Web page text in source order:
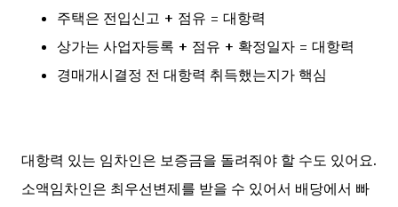
주택은 전입신고 + 점유 = 대항력
상가는 사업자등록 + 점유 + 확정일자 = 대항력
경매개시결정 전 대항력 취득했는지가 핵심
대항력 있는 임차인은 보증금을 돌려줘야 할 수도 있어요.
소액임차인은 최우선변제를 받을 수 있어서 배당에서 빠